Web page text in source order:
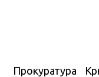
Прокуратура